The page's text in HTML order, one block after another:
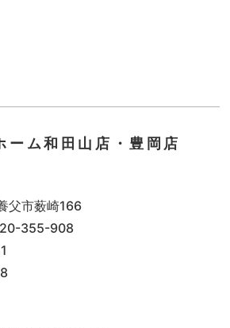
ーム和田山店・豊岡店
父市薮崎166
355-908